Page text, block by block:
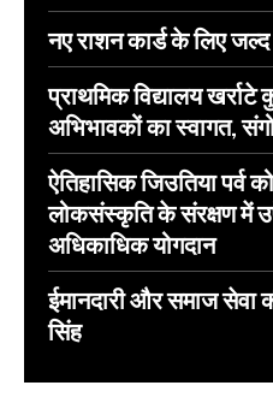
नए राशन कार्ड के लिए
प्राथमिक विद्यालय
अभिभावकों का स्वागत,
ऐतिहासिक जिउतिया पर्व
लोकसंस्कृति के संरक्षण में
अधिकाधिक योगदान
ईमानदारी और समाज सेवा
सिंह